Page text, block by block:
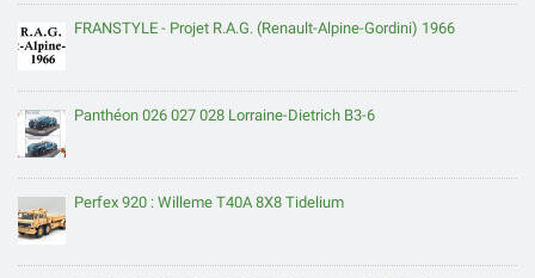
FRANSTYLE - Projet R.A.G. (Renault-Alpine-Gordini) 1966
Panthéon 026 027 028 Lorraine-Dietrich B3-6
Perfex 920 : Willeme T40A 8X8 Tidelium